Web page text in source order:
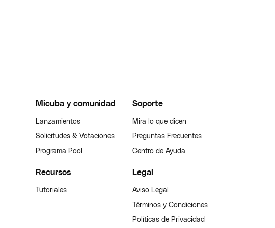
Micuba y comunidad
Lanzamientos
Solicitudes & Votaciones
Programa Pool
Soporte
Mira lo que dicen
Preguntas Frecuentes
Centro de Ayuda
Recursos
Tutoriales
Legal
Aviso Legal
Términos y Condiciones
Políticas de Privacidad